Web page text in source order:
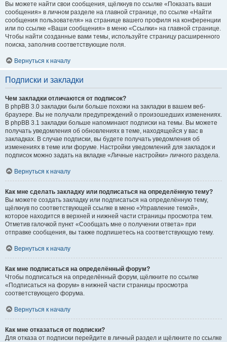
Вы можете найти свои сообщения, щёлкнув по ссылке «Показать ваши
сообщения» в личном разделе на главной странице, по ссылке «Найти
сообщения пользователя» на странице вашего профиля на конференции
или по ссылке «Ваши сообщения» в меню «Ссылки» на главной странице.
Чтобы найти созданные вами темы, используйте страницу расширенного
поиска, заполнив соответствующие поля.
Вернуться к началу
Подписки и закладки
Чем закладки отличаются от подписок?
В phpBB 3.0 закладки были больше похожи на закладки в вашем веб-
браузере. Вы не получали предупреждений о произошедших изменениях.
В phpBB 3.1 закладки больше напоминают подписки на темы. Вы можете
получать уведомления об обновлениях в теме, находящейся у вас в
закладках. В случае подписки, вы будете получать уведомления об
изменениях в теме или форуме. Настройки уведомлений для закладок и
подписок можно задать на вкладке «Личные настройки» личного раздела.
Вернуться к началу
Как мне сделать закладку или подписаться на определённую тему?
Вы можете создать закладку или подписаться на определённую тему,
щёлкнув по соответствующей ссылке в меню «Управление темой»,
которое находится в верхней и нижней части страницы просмотра тем.
Отметив галочкой пункт «Сообщать мне о получении ответа» при
отправке сообщения, вы также подпишетесь на соответствующую тему.
Вернуться к началу
Как мне подписаться на определённый форум?
Чтобы подписаться на определённый форум, щёлкните по ссылке
«Подписаться на форум» в нижней части страницы просмотра
соответствующего форума.
Вернуться к началу
Как мне отказаться от подписки?
Для отказа от подписки перейдите в личный раздел и щёлкните по ссылке